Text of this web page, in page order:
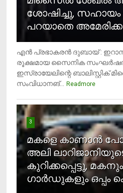
ശോഷിച്ചു, സഹായം
പറയാതെ അമേരിക്ക
എന്‍ പ്രഭാകരന്‍ ദുബായ് :
രൂക്ഷമായ സൈനിക
ഇസ്രായേലിന്റെ ബാലിസ്റ്റിക്
സംവിധാനങ്...
Readmore
3
മകളെ കാണാന്‍
അലി
കുറിക്കപ്പെട്ടു,
ഗാര്‍ഡുകളും ഒപ്പം